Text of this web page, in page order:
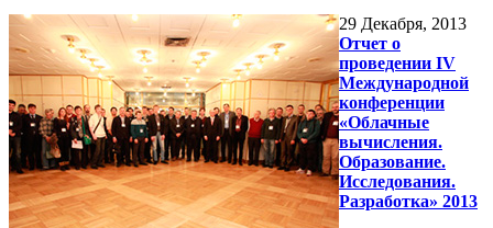
29 Декабря, 2013
Отчет о
проведении IV
Международной
конференции
«Облачные
вычисления.
Образование.
Исследования.
Разработка» 2013